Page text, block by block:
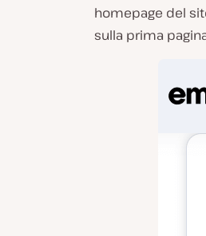
homepage del
sulla prima